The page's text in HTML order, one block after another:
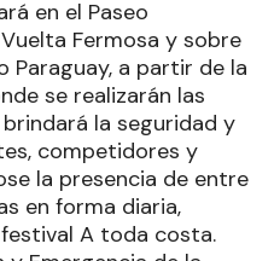
en el Paseo
Fermosa y sobre
Paraguay, a partir de la
se realizarán las
la seguridad y
competidores y
la presencia de entre
en forma diaria,
A toda costa.